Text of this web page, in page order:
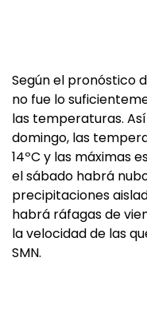
Según el pronóstico
no fue lo
las temperaturas.
domingo, las
14ºC y las máximas
el sábado habrá
precipitaciones
habrá ráfagas de
la velocidad de las
SMN.